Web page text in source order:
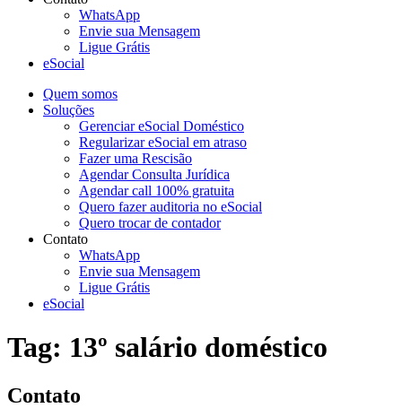
WhatsApp
Envie sua Mensagem
Ligue Grátis
eSocial
Quem somos
Soluções
Gerenciar eSocial Doméstico
Regularizar eSocial em atraso
Fazer uma Rescisão
Agendar Consulta Jurídica
Agendar call 100% gratuita
Quero fazer auditoria no eSocial
Quero trocar de contador
Contato
WhatsApp
Envie sua Mensagem
Ligue Grátis
eSocial
Tag: 13º salário doméstico
Contato